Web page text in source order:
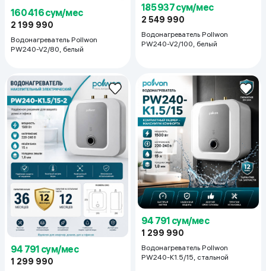
160 416 сум/мес
2 199 990
Водонагреватель Pollwon
PW240-V2/80, белый
185 937 сум/мес
2 549 990
Водонагреватель Pollwon
PW240-V2/100, белый
94 791 сум/мес
1 299 990
94 791 сум/мес
1 299 990
Водонагреватель Pollwon
PW240-K1.5/15, стальной